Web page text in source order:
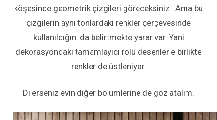
köşesinde geometrik çizgileri göreceksiniz. Ama bu
çizgilerin aynı tonlardaki renkler çerçevesinde
kullanıldığını da belirtmekte yarar var. Yani
dekorasyondaki tamamlayıcı rolü desenlerle birlikte
renkler de üstleniyor.
Dilerseniz evin diğer bölümlerine de göz atalım.